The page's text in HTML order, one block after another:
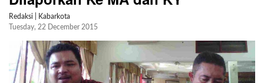
Redaksi | Kabarkota
Tuesday, 22 December 2015